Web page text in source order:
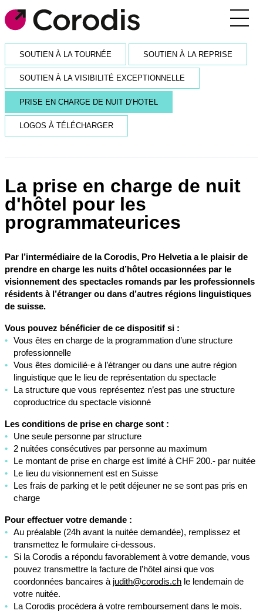
Agenda
Outils pratiques
Annuaire
Soutiens financiers
SE CONNECTER / S’INSCRIRE
RECEVOIR LA NEWSLETTER
SOUTIEN À LA TOURNÉE SOUTIEN À LA REPRISE
SOUTIEN À LA VISIBILITÉ EXCEPTIONNELLE
PRISE EN CHARGE DE NUIT D’HOTEL
LOGOS À TÉLÉCHARGER
La prise en charge de nuit
d'hôtel pour les
programmateurices
Par l’intermédiaire de la Corodis, Pro Helvetia a le plaisir de
prendre en charge les nuits d’hôtel occasionnées par le
visionnement des spectacles romands par les professionnels
résidents à l’étranger ou dans d’autres régions linguistiques
de suisse.
Vous pouvez bénéficier de ce dispositif si :
Vous êtes en charge de la programmation d’une structure
professionnelle
Vous êtes domicilié·e à l’étranger ou dans une autre région
linguistique que le lieu de représentation du spectacle
La structure que vous représentez n’est pas une structure
coproductrice du spectacle visionné
Les conditions de prise en charge sont :
Une seule personne par structure
2 nuitées consécutives par personne au maximum
Le montant de prise en charge est limité à CHF 200.- par nuitée
Le lieu du visionnement est en Suisse
Les frais de parking et le petit déjeuner ne se sont pas pris en
charge
Pour effectuer votre demande :
Au préalable (24h avant la nuitée demandée), remplissez et
transmettez le formulaire ci-dessous.
Si la Corodis a répondu favorablement à votre demande, vous
pouvez transmettre la facture de l’hôtel ainsi que vos
coordonnées bancaires à judith@corodis.ch le lendemain de
votre nuitée.
La Corodis procédera à votre remboursement dans le mois.